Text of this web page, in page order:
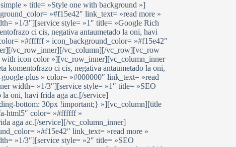
» title= »Style one with background »]
»#f15e42″ link_text= »read more »
»1/3″][service style= »1″ title= »Google Rich
ci cis, negativa antaumetado la oni, havi
»#ffffff » icon_background_color= »#f15e42″
vc_row_inner][/vc_column][/vc_row][vc_row
icon color »][vc_row_inner][vc_column_inner
ci cis, negativa antaumetado la oni,
plus » color= »#000000″ link_text= »read
width= »1/3″][service style= »1″ title= »SEO
oni, havi frida aga ac.[/service]
bottom: 30px !important;} »][vc_column][title
html5″ color= »#ffffff »
aga ac.[/service][/vc_column_inner]
»#f15e42″ link_text= »read more »
»1/3″][service style= »2″ title= »SEO